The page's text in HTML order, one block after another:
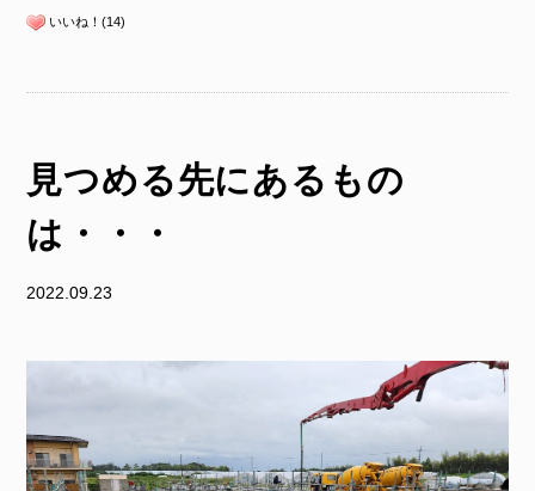
いいね！(14)
見つめる先にあるもの
は・・・
2022.09.23